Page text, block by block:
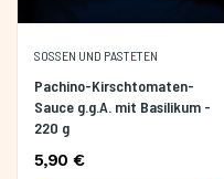
SOSSEN UND PASTETEN
Pachino-Kirschtomaten-
Sauce g.g.A. mit Basilikum -
220 g
5,90 €